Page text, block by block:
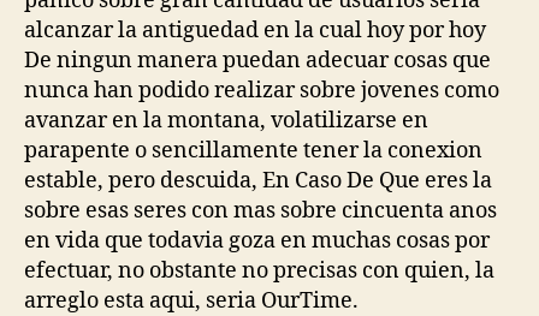
en
la
actualidad
han
vivido
pieza
en
sus
vidas
alcanzar la antiguedad en la cual hoy por hoy
De ningun manera puedan adecuar cosas que
nunca han podido realizar sobre jovenes como
avanzar en la montana, volatilizarse en
parapente o sencillamente tener la conexion
estable, pero descuida, En Caso De Que eres la
sobre esas seres con mas sobre cincuenta anos
en vida que todavia goza en muchas cosas por
efectuar, no obstante no precisas con quien, la
arreglo esta aqui, seri­a OurTime.